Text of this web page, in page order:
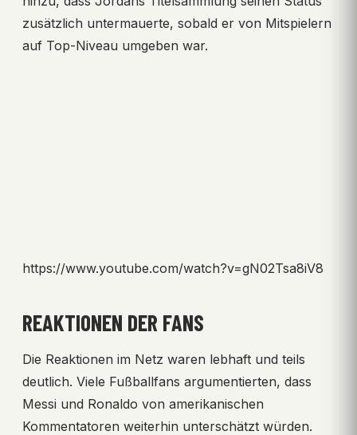
zusätzlich untermauerte, sobald er von Mitspielern
auf Top-Niveau umgeben war.
https://www.youtube.com/watch?v=gN02Tsa8iV8
REAKTIONEN DER FANS
Die Reaktionen im Netz waren lebhaft und teils
deutlich. Viele Fußballfans argumentierten, dass
Messi und Ronaldo von amerikanischen
Kommentatoren weiterhin unterschätzt würden.